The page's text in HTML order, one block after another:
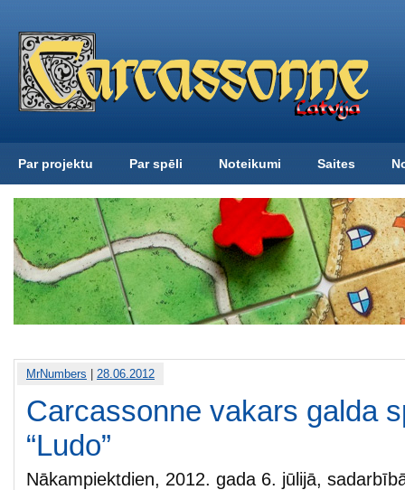
Par projektu Par spēli Noteikumi Saites
MrNumbers 28.06.2012
Carcassonne vakars galda
“Ludo”
Nākampiektdien, 2012. gada 6. jūlijā,